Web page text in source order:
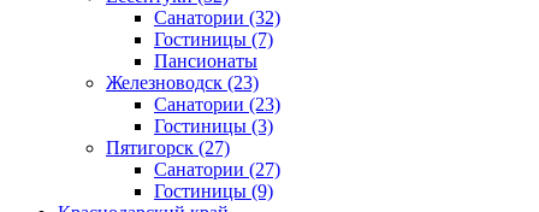
Санатории (32)
Гостиницы (7)
Пансионаты
Железноводск (23)
Санатории (23)
Гостиницы (3)
Пятигорск (27)
Санатории (27)
Гостиницы (9)